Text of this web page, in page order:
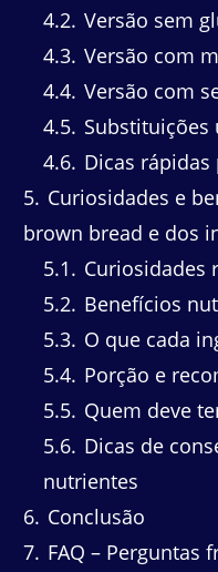
4.2 Versão sem
4.3 Versão com
4.4 Versão com
4.5 Substituições
4.6 Dicas
5 Curiosidades e
brown bread e dos
5.1
Curiosidades
5.2 Benefícios
5.3 O que cada
5.4 Porção e
5.5 Quem deve
5.6 Dicas de
nutrientes
6 Conclusão
7 FAQ – Perguntas